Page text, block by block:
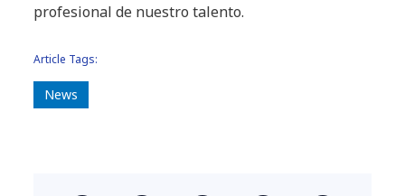
profesional de nuestro talento.
Article Tags:
News